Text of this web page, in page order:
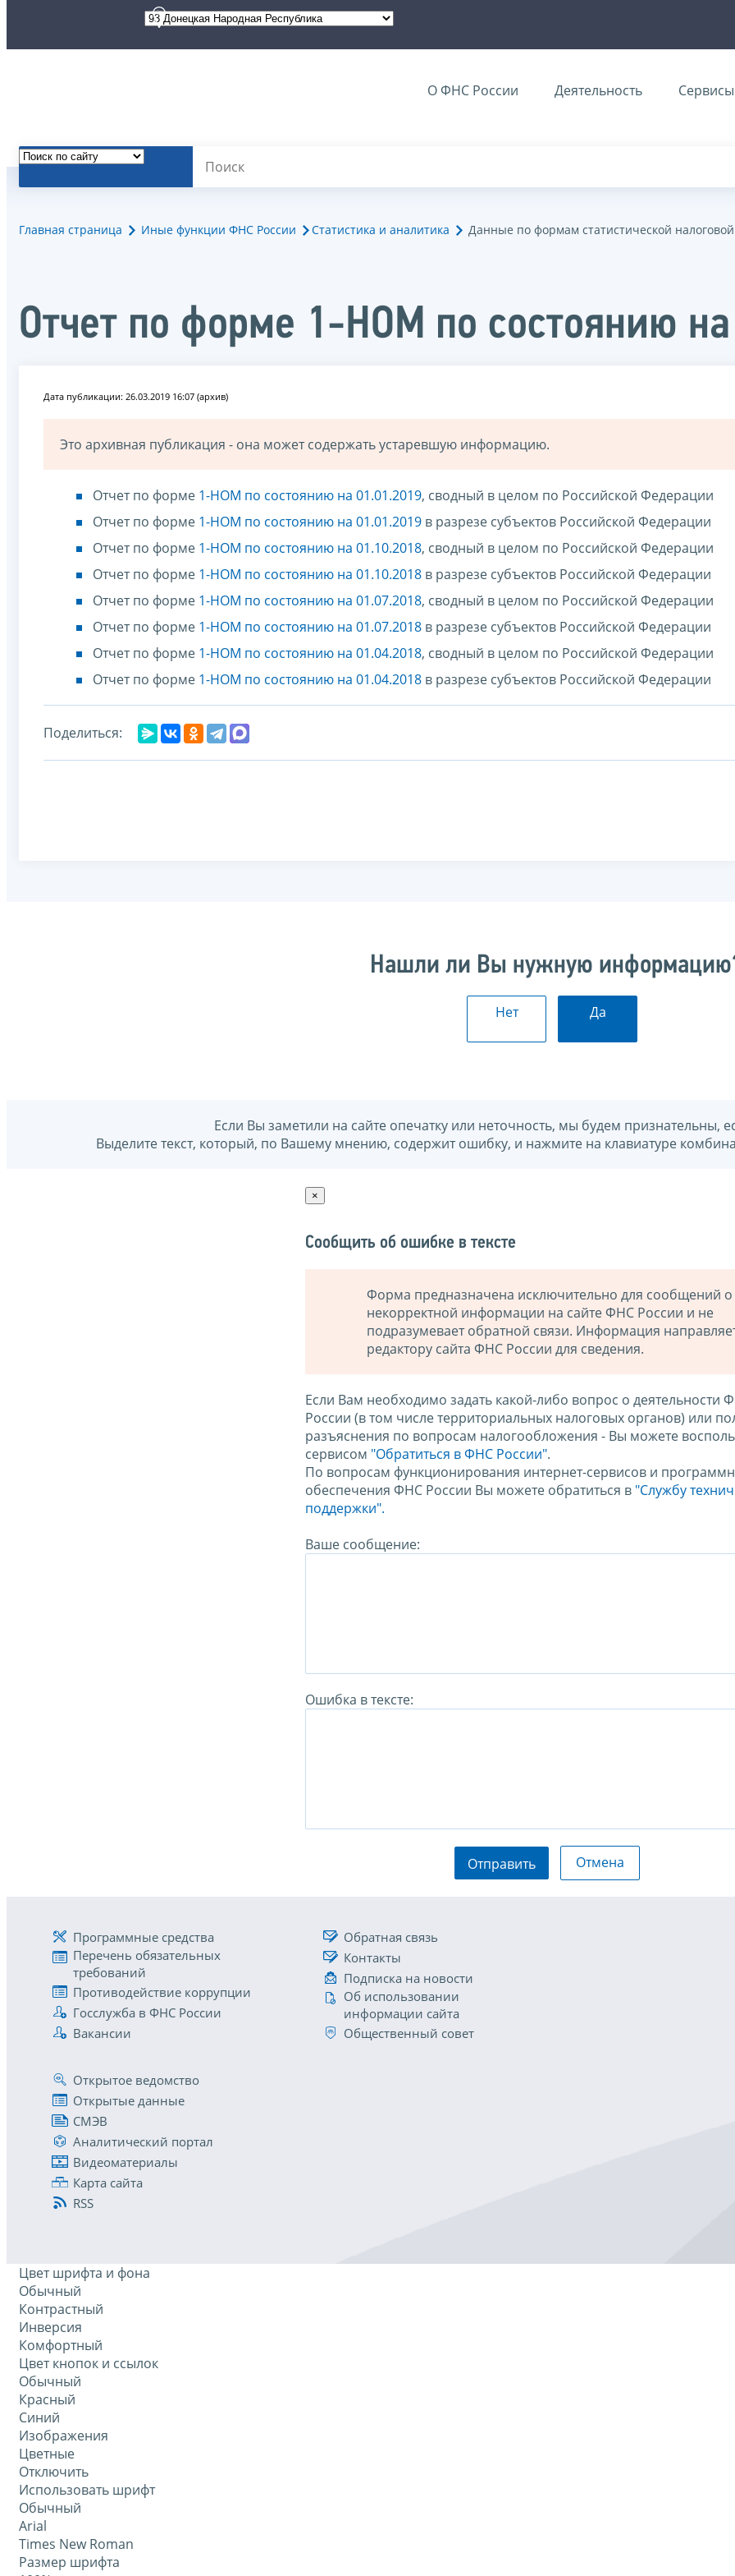
О ФНС России Деятельность Сервисы
Главная страница Иные функции ФНС России Статистика и аналитика Данные по формам статистической
Отчет по форме 1-НОМ по состоянию
Дата публикации: 26.03.2019 16:07 (архив)
Это архивная публикация - она может содержать устаревшую информацию.
Отчет по форме 1-НОМ по состоянию на 01.01.2019, сводный в целом по Российской Федерации
Отчет по форме 1-НОМ по состоянию на 01.01.2019 в разрезе субъектов Российской Федерации
Отчет по форме 1-НОМ по состоянию на 01.10.2018, сводный в целом по Российской Федерации
Отчет по форме 1-НОМ по состоянию на 01.10.2018 в разрезе субъектов Российской Федерации
Отчет по форме 1-НОМ по состоянию на 01.07.2018, сводный в целом по Российской Федерации
Отчет по форме 1-НОМ по состоянию на 01.07.2018 в разрезе субъектов Российской Федерации
Отчет по форме 1-НОМ по состоянию на 01.04.2018, сводный в целом по Российской Федерации
Отчет по форме 1-НОМ по состоянию на 01.04.2018 в разрезе субъектов Российской Федерации
Поделиться:
Нашли ли Вы нужную
Нет Да
Если Вы заметили на сайте опечатку или неточность, мы будем признательны,
Выделите текст, который, по Вашему мнению, содержит ошибку, и нажмите на клавиатуре
×
Сообщить об ошибке в тексте
Форма предназначена исключительно для сообщений о
некорректной информации на сайте ФНС России и не
подразумевает обратной связи. Информация
редактору сайта ФНС России для сведения.
Если Вам необходимо задать какой-либо вопрос о деятельности
России (в том числе территориальных налоговых органов) или
разъяснения по вопросам налогообложения - Вы можете
сервисом "Обратиться в ФНС России".
По вопросам функционирования интернет-сервисов и
обеспечения ФНС России Вы можете обратиться в "Службу
поддержки".
Ваше сообщение:
Ошибка в тексте:
Отправить Отмена
Программные средства
Перечень обязательных
требований
Противодействие коррупции
Госслужба в ФНС России
Вакансии
Обратная связь
Контакты
Подписка на новости
Об использовании
информации сайта
Общественный совет
Открытое ведомство
Открытые данные
СМЭВ
Аналитический портал
Видеоматериалы
Карта сайта
RSS
Цвет шрифта и фона
Обычный
Контрастный
Инверсия
Комфортный
Цвет кнопок и ссылок
Обычный
Красный
Синий
Изображения
Цветные
Отключить
Использовать шрифт
Обычный
Arial
Times New Roman
Размер шрифта